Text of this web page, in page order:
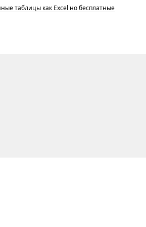
таблицы как Excel но бесплатные